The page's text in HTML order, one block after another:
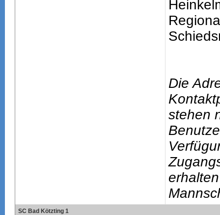
Die
stehen
SC Bad Kötzting 1